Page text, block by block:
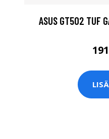
ASUS GT502 TUF